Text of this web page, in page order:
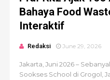
Bahaya Food
Interaktif
Redaksi June 29, 2026
Jakarta, Juni 2026 –
Sookses School di Grogol,